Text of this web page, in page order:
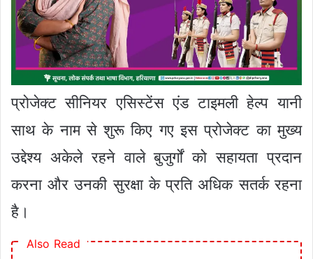
प्रोजेक्ट सीनियर एसिस्टेंस एंड टाइमली हेल्प यानी
साथ के नाम से शुरू किए गए इस प्रोजेक्ट का मुख्य
उद्देश्य अकेले रहने वाले बुजुर्गों को सहायता प्रदान
करना और उनकी सुरक्षा के प्रति अधिक सतर्क रहना
है।
Also Read